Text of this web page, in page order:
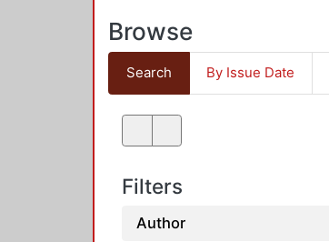
Browse
Search By Issue Date
Filters
Author